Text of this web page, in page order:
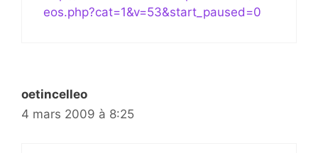
eos.php?cat=1&v=53&start_paused=0
oetincelleo
4 mars 2009 à 8:25